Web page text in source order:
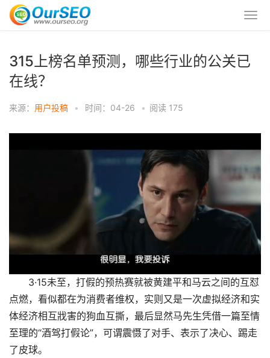
315上榜名单预测，哪些行业的公关已
在线？
来源： 用户投稿 • 时间：04-26 • 阅读 175
3·15未至，打假的预热赛就被黄建平和马云之间的互怼
点燃，看似都在为消费者维权，实则又是一次虚拟经济和实
体经济相互戕害的狗血互撕，最后显然马先生凭借一篇至情
至理的“酒驾打假论”，可谓震慑了对手、表示了决心、踢走
了皮球。